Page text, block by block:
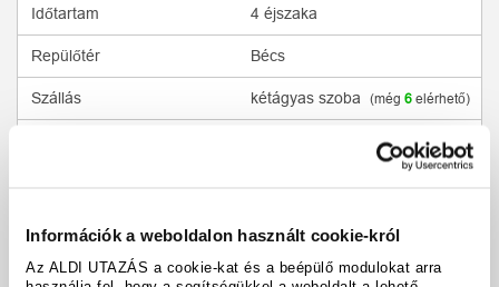
Információk a weboldalon használt cookie-król
Az ALDI UTAZÁS a cookie-kat és a beépülő modulokat arra
4 éjszaka
Bécs
kétágyas szoba (még 6 elérhető)
Tovább